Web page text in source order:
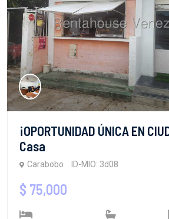
¡OPORTUNIDAD ÚNICA EN
Casa
Carabobo ID-MIO: 3d08
$ 75,000